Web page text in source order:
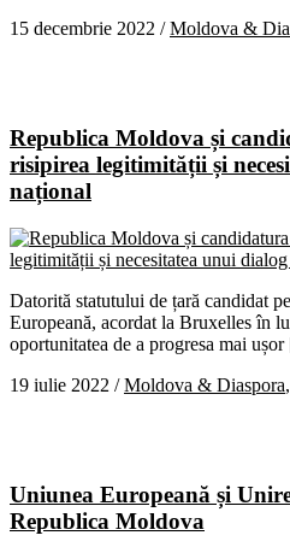
15 decembrie 2022 /Moldova &
Republica Moldova și
risipirea legitimității și
național
Datorită statutului de țară candidat
Europeană, acordat la Bruxelles în
oportunitatea de a progresa mai
19 iulie 2022 /Moldova & Diaspora,
Uniunea Europeană și
Republica Moldova